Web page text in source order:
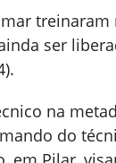
treinaram
ser
na
do